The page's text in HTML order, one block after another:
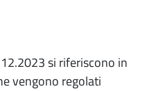
si riferiscono in
vengono regolati